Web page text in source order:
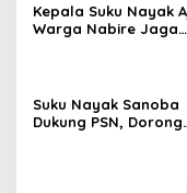
Kepala Suku Nayak
Warga Nabire Jaga
Suku Nayak Sanoba
Dukung PSN, Dorong